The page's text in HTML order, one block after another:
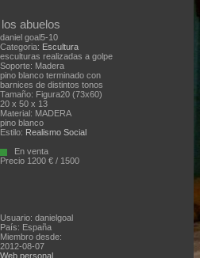
los abuelos
daniel goal5-10
Categoria: Escultura
esculturas realizadas a golpe
Soporte: Madera
pino blanco terminado con
barnices de distintos tonos
Tamaño: Figura20 (73x60)
20 x 50 x 13
Material: MADERA
pino blanco
Estilo: Realismo Social
En venta
Precio 1200 € / 1500
Usuario: danielgoal
País: España
Miembro desde:
2012-08-07
Web personal